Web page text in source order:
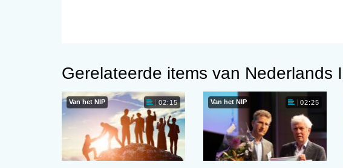
Gerelateerde items van Nederlands
Van het NIP 02:15 Van het NIP 02:25